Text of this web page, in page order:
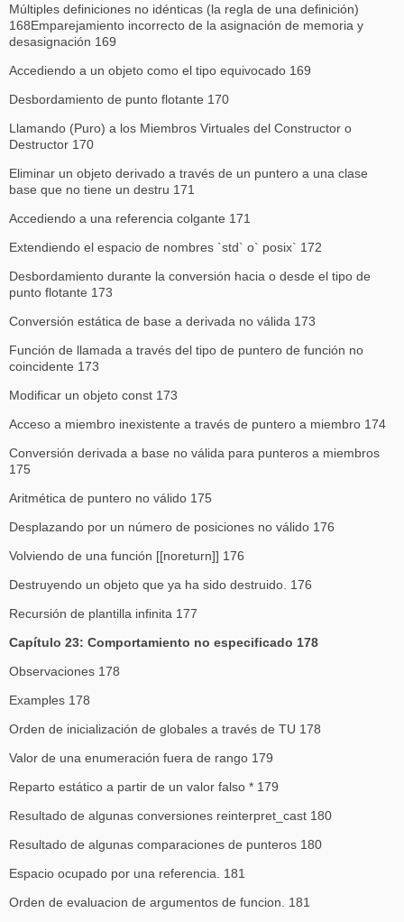
Múltiples definiciones no idénticas (la regla de una definición)
168Emparejamiento incorrecto de la asignación de memoria y
desasignación 169
Accediendo a un objeto como el tipo equivocado 169
Desbordamiento de punto flotante 170
Llamando (Puro) a los Miembros Virtuales del Constructor o
Destructor 170
Eliminar un objeto derivado a través de un puntero a una clase
base que no tiene un destru 171
Accediendo a una referencia colgante 171
Extendiendo el espacio de nombres `std` o` posix` 172
Desbordamiento durante la conversión hacia o desde el tipo de
punto flotante 173
Conversión estática de base a derivada no válida 173
Función de llamada a través del tipo de puntero de función no
coincidente 173
Modificar un objeto const 173
Acceso a miembro inexistente a través de puntero a miembro 174
Conversión derivada a base no válida para punteros a miembros
175
Aritmética de puntero no válido 175
Desplazando por un número de posiciones no válido 176
Volviendo de una función [[noreturn]] 176
Destruyendo un objeto que ya ha sido destruido. 176
Recursión de plantilla infinita 177
Capítulo 23: Comportamiento no especificado 178
Observaciones 178
Examples 178
Orden de inicialización de globales a través de TU 178
Valor de una enumeración fuera de rango 179
Reparto estático a partir de un valor falso * 179
Resultado de algunas conversiones reinterpret_cast 180
Resultado de algunas comparaciones de punteros 180
Espacio ocupado por una referencia. 181
Orden de evaluacion de argumentos de funcion. 181